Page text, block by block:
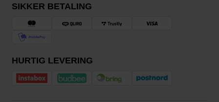
SIKKER BETALING
HURTIG LEVERING